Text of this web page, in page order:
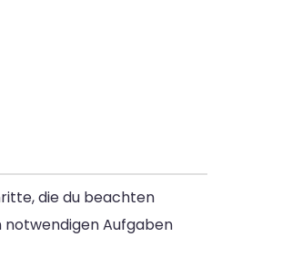
die du beachten
notwendigen Aufgaben